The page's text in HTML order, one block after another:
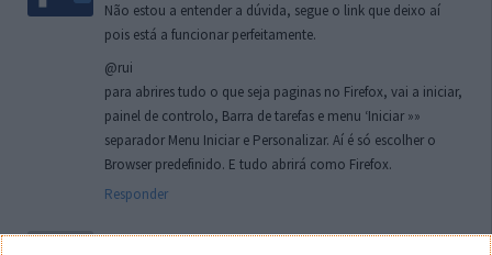
Não estou a entender a dúvida, segue o link que deixo aí
pois está a funcionar perfeitamente.
@rui
para abrires tudo o que seja paginas no Firefox, vai a iniciar,
painel de controlo, Barra de tarefas e menu ‘Iniciar »»
separador Menu Iniciar e Personalizar. Aí é só escolher o
Browser predefinido. E tudo abrirá como Firefox.
Responder
rui
7 de Novembro de 2005 às 02:26